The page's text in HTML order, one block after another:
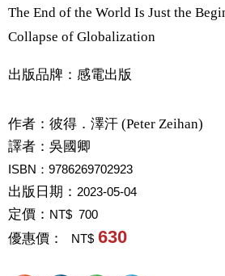
The End of the World Is Just the
Collapse of Globalization
出版品牌：感電出版
作者： 彼得．澤汗 (Peter Zeihan)
譯者： 吳國卿
ISBN：9786269702923
出版日期： 2023-05-04
定價： NT$ 700
優惠價： NT$ 630